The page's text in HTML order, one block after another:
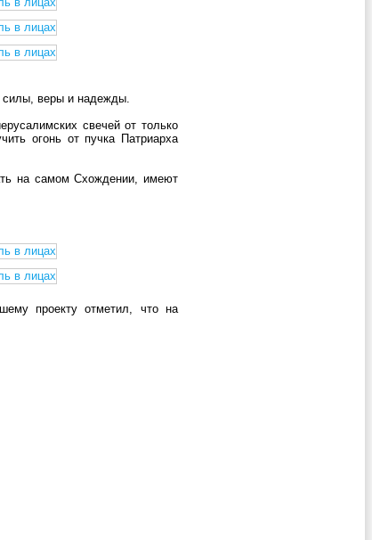
силы, веры и надежды.
свечей от только
огонь от пучка Патриарха
на самом Схождении, имеют
проекту отметил, что на